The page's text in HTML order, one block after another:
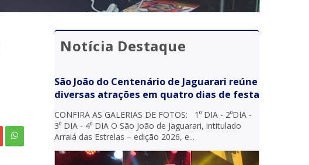
Notícia Destaque
São João do Centenário de Jaguarari reúne
diversas atrações em quatro dias de festa
CONFIRA AS GALERIAS DE FOTOS: 1⁰ DIA - 2⁰DIA -
3⁰ DIA - 4⁰ DIA O São João de Jaguarari, intitulado
Arraiá das Estrelas – edição 2026, e...